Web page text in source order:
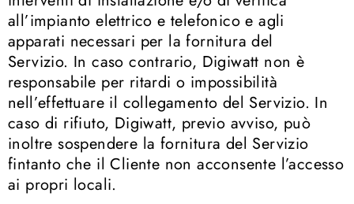
all’impianto elettrico e telefonico e agli
apparati necessari per la fornitura del
Servizio. In caso contrario, Digiwatt non è
responsabile per ritardi o impossibilità
nell’effettuare il collegamento del Servizio. In
caso di rifiuto, Digiwatt, previo avviso, può
inoltre sospendere la fornitura del Servizio
fintanto che il Cliente non acconsente l’accesso
ai propri locali.